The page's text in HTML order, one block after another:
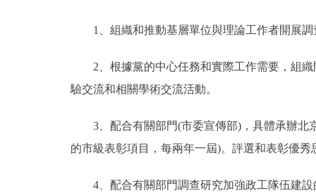
1、組織和推動基層單位與理論工作者開展調
2、根據黨的中心任務和實際工作需要，組織
驗交流和相關學術交流活動。
3、配合有關部門(市委宣傳部)，具體承辦北
的市級表彰項目，每兩年一屆)。評選和表彰優
4、配合有關部門調查研究加強政工隊伍建設